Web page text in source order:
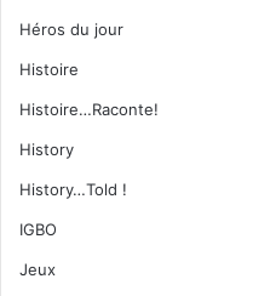
Héros du jour
Histoire
Histoire…Raconte!
History
History…Told !
IGBO
Jeux